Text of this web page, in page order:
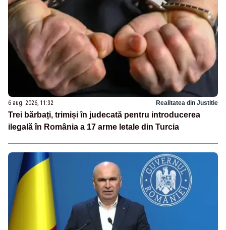
6 aug. 2026, 11:32 Realitatea din Justitie
Trei bărbați, trimiși în judecată pentru introducerea
ilegală în România a 17 arme letale din Turcia